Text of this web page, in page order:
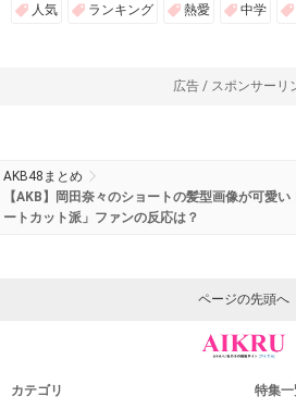
人気 ランキング 熱愛 中学
広告 / スポンサーリ
AKB48まとめ
【AKB】岡田奈々のショートの髪型画像が可愛
ートカット派」ファンの反応は？
ページの先頭へ
カテゴリ 特集